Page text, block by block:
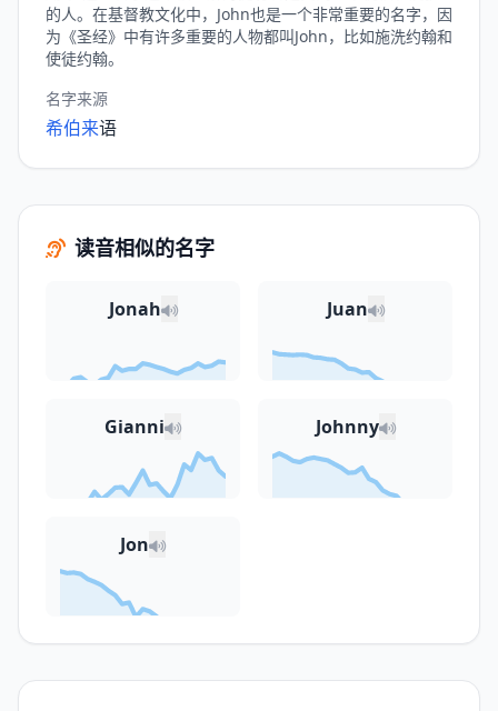
的人。在基督教文化中，John也是一个非常重要的名字，因
为《圣经》中有许多重要的人物都叫John，比如施洗约翰和
使徒约翰。
名字来源
希伯来语
读音相似的名字
Jonah Juan
Gianni Johnny
Jon